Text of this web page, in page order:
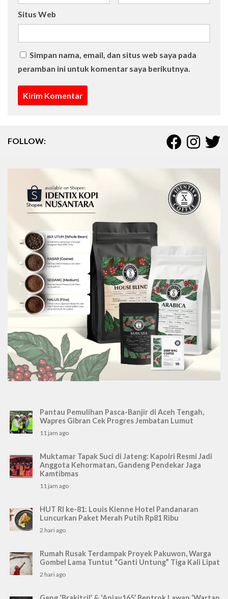
Situs Web
Simpan nama, email, dan situs web saya pada
peramban ini untuk komentar saya berikutnya.
FOLLOW:
Pantau Pemulihan Pasca-Banjir di Aceh Tengah,
Wapres Gibran Cek Progres Jembatan Lumut
11 jam ago
Muktamar Tapak Suci di Jateng: Kapolri Resmi Jadi
Anggota Kehormatan, Gandeng Pendekar Jaga
Kamtibmas
11 jam ago
HUT RI ke-81: Louis Kienne Hotel Pandanaran
Luncurkan Paket Merah Putih Rp81 Ribu
2 hari ago
Rumah Rusak Terdampak Proyek Pakuwon, Warga
Gombel Lama Tuntut “Ganti Untung” Tiga Kali Lipat
2 hari ago